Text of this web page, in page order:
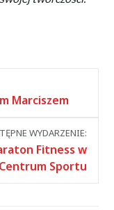
Marciszem
WYDARZENIE:
Fitness w
Sportu